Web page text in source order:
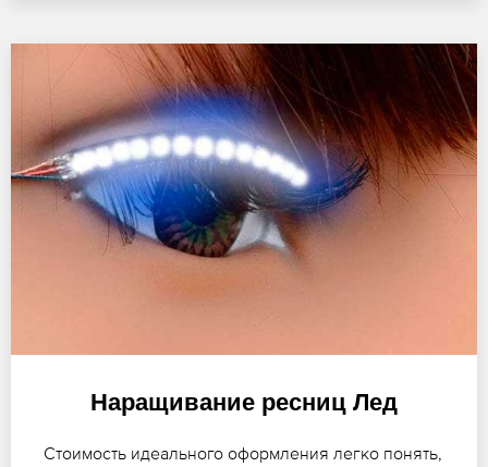
Наращивание ресниц Лед
Стоимость идеального оформления легко понять,